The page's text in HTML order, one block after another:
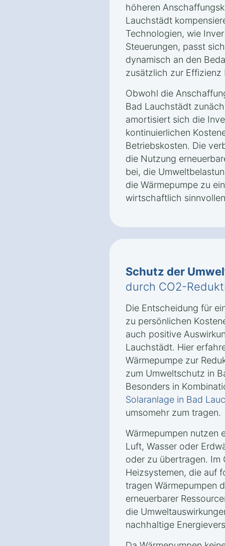
höheren
Lauchstädt
Technologien, wie
Steuerungen, passt
dynamisch an den
zusätzlich zur Effizienz
Obwohl die
Bad Lauchstädt
amortisiert sich die
kontinuierlichen
Betriebskosten. Die
die Nutzung
bei, die
die Wärmepumpe zu
wirtschaftlich
Schutz der
durch CO2-
Die Entscheidung für
zu persönlichen
auch positive
Lauchstädt. Hier
Wärmepumpe zur
zum Umweltschutz in
Besonders in
Solaranlage in Bad
umsomehr zum tragen.
Wärmepumpen nutzen
Luft, Wasser oder
oder zu übertragen. Im
Heizsystemen, die auf
tragen Wärmepumpen
erneuerbarer
die
nachhaltige